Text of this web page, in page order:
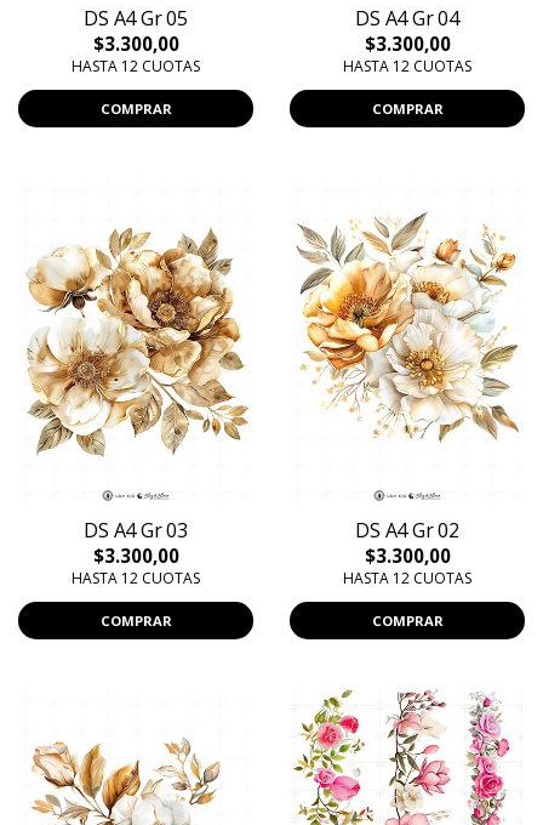
DS A4 Gr 05
$3.300,00
HASTA 12 CUOTAS
COMPRAR
DS A4 Gr 04
$3.300,00
HASTA 12 CUOTAS
COMPRAR
DS A4 Gr 03
$3.300,00
HASTA 12 CUOTAS
COMPRAR
DS A4 Gr 02
$3.300,00
HASTA 12 CUOTAS
COMPRAR